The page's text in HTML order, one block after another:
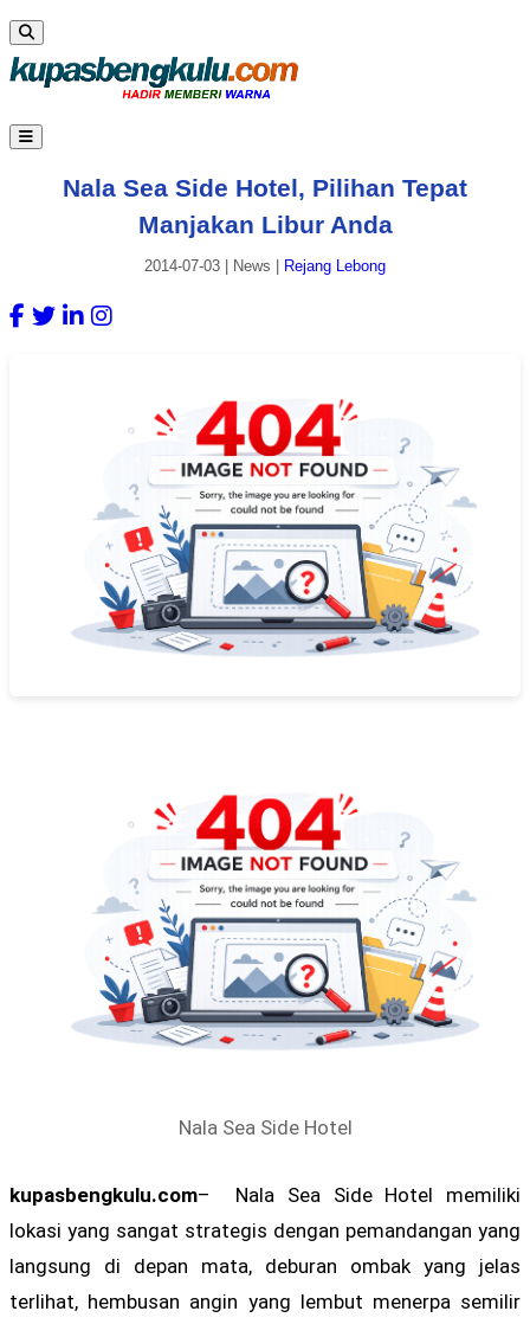
Nala Sea Side Hotel, Pilihan Tepat
Manjakan Libur Anda
2014-07-03 News Rejang Lebong
Nala Sea Side Hotel
kupasbengkulu.com– Nala Sea Side Hotel memiliki
lokasi yang sangat strategis dengan pemandangan yang
langsung di depan mata, deburan ombak yang jelas
terlihat, hembusan angin yang lembut menerpa semilir